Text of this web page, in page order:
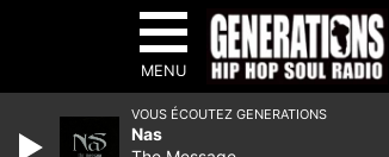
MENU
VOUS ÉCOUTEZ GENERATIONS
Nas